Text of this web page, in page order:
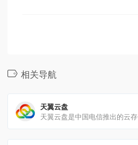
相关导航
天翼云盘